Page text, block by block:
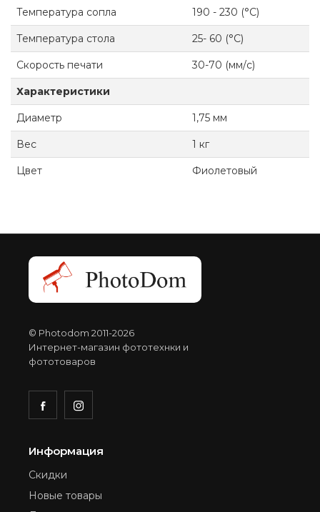
Температура сопла 190 - 230 (°C)
Температура стола 25- 60 (°C)
Скорость печати 30-70 (мм/с)
Характеристики
Диаметр 1,75 мм
Вес 1 кг
Цвет Фиолетовый
© Photodom 2011-2026
Интернет-магазин фототехнки и
фототоваров
Информация
Скидки
Новые товары